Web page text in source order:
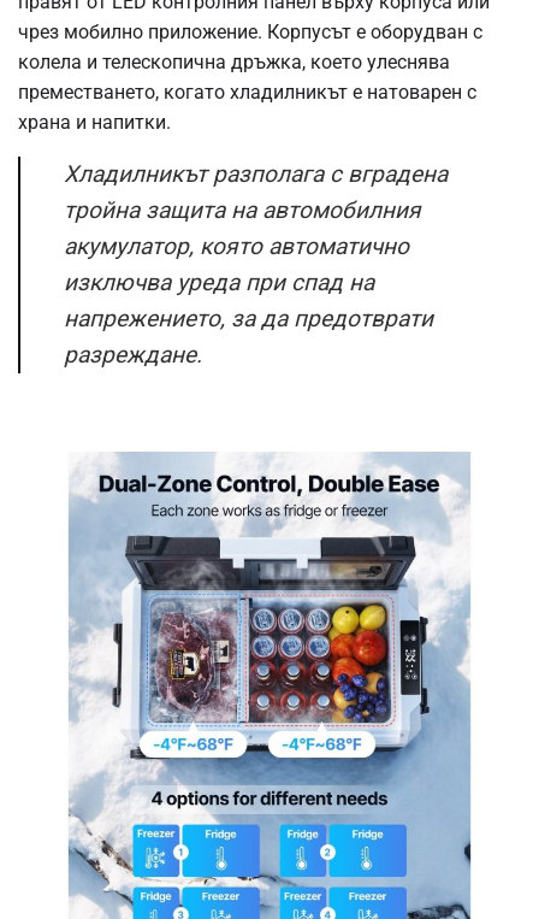
чрез мобилно приложение. Корпусът е оборудван с
колела и телескопична дръжка, което улеснява
преместването, когато хладилникът е натоварен с
храна и напитки.
Хладилникът разполага с вградена
тройна защита на автомобилния
акумулатор, която автоматично
изключва уреда при спад на
напрежението, за да предотврати
разреждане.